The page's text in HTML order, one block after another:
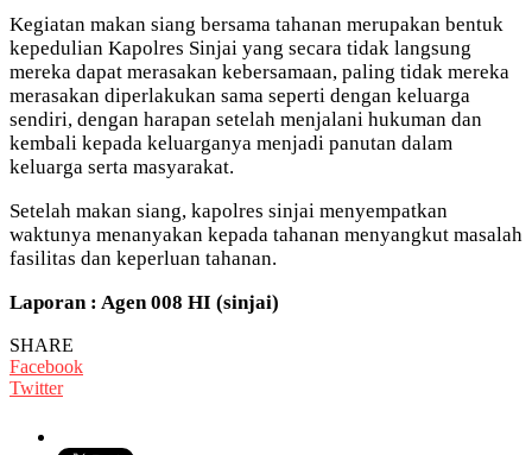
Kegiatan makan siang bersama tahanan merupakan bentuk
kepedulian Kapolres Sinjai yang secara tidak langsung
mereka dapat merasakan kebersamaan, paling tidak mereka
merasakan diperlakukan sama seperti dengan keluarga
sendiri, dengan harapan setelah menjalani hukuman dan
kembali kepada keluarganya menjadi panutan dalam
keluarga serta masyarakat.
Setelah makan siang, kapolres sinjai menyempatkan
waktunya menanyakan kepada tahanan menyangkut masalah
fasilitas dan keperluan tahanan.
Laporan : Agen 008 HI (sinjai)
SHARE
Facebook
Twitter